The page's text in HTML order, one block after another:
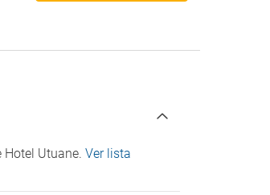
Hotel Utuane. Ver lista